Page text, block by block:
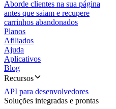
Aborde clientes na sua página
antes que saiam e recupere
carrinhos abandonados
Planos
Afiliados
Ajuda
Aplicativos
Blog
Recursos
API para desenvolvedores
Soluções integradas e prontas